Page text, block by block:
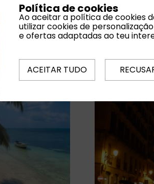
Política de cookies
Ao aceitar a política de cookies
utilizar cookies de
e ofertas adaptadas ao teu
ACEITAR TUDO